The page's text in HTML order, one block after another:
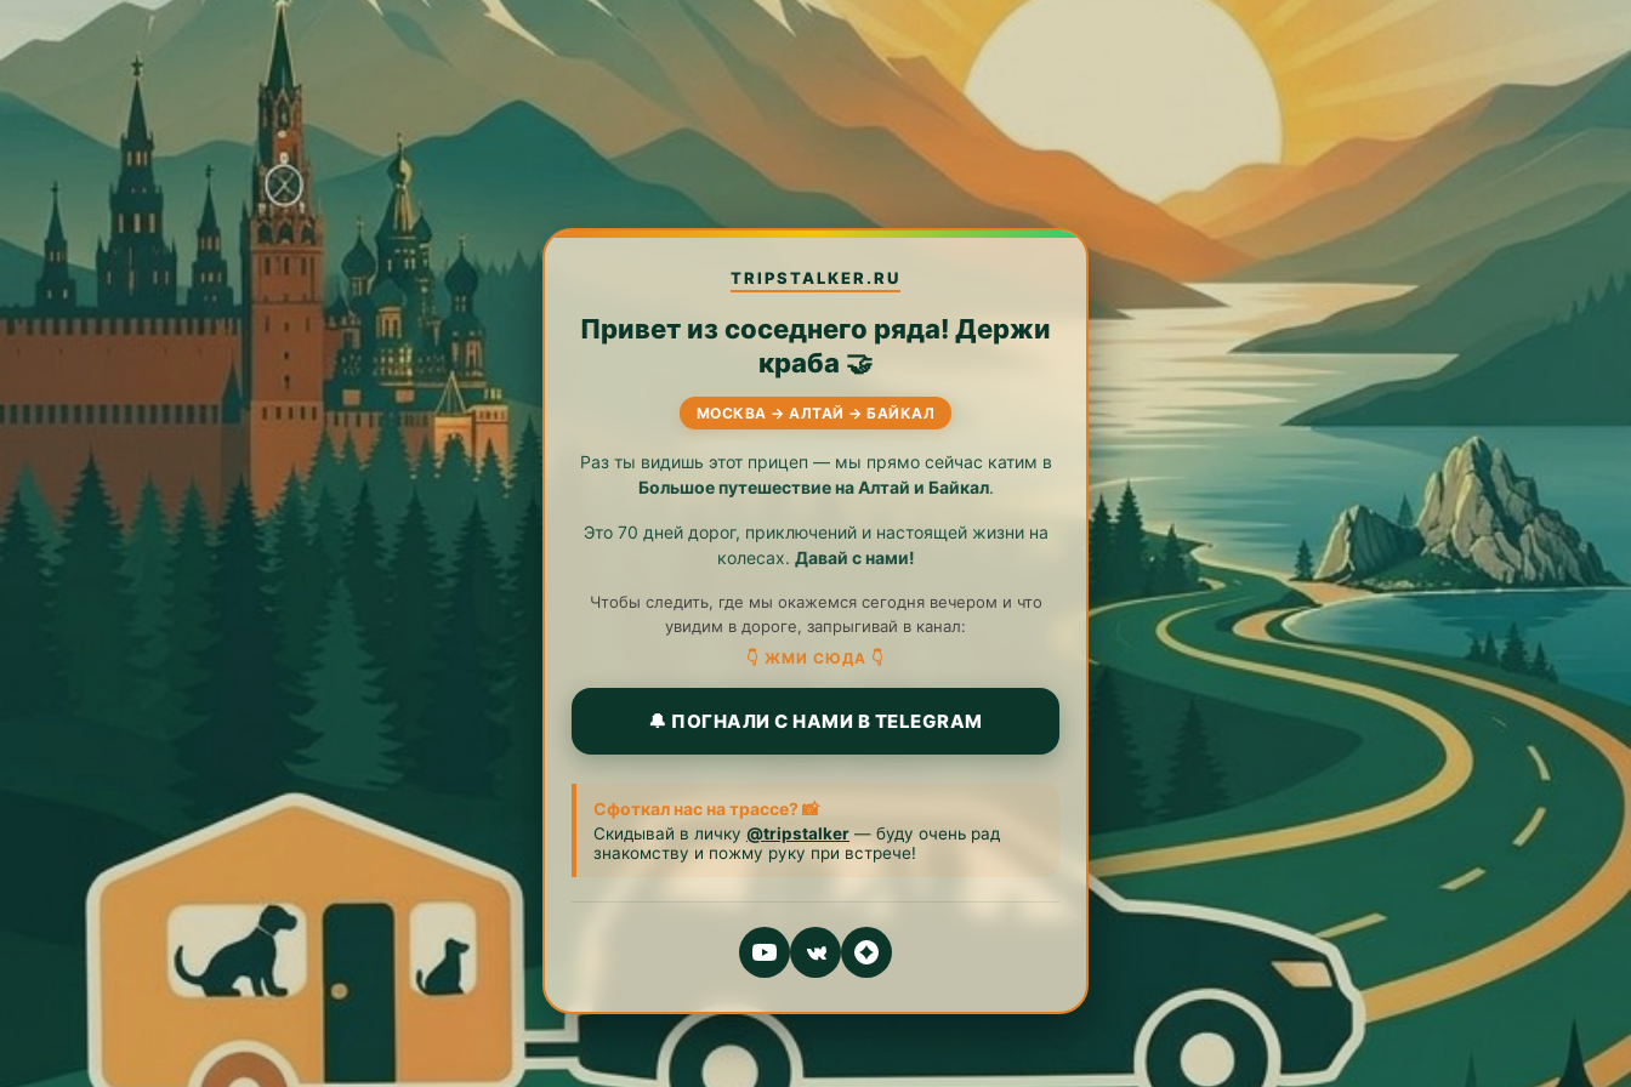
TRIPSTALKER.RU
Привет из соседнего ряда! Держи
краба 🤝
МОСКВА → АЛТАЙ → БАЙКАЛ
Раз ты видишь этот прицеп — мы прямо сейчас катим в
Большое путешествие на Алтай и Байкал.
Это 70 дней дорог, приключений и настоящей жизни на
колесах. Давай с нами!
Чтобы следить, где мы окажемся сегодня вечером и что
увидим в дороге, запрыгивай в канал:
👇 ЖМИ СЮДА 👇
🔔 ПОГНАЛИ С НАМИ В TELEGRAM
Сфоткал нас на трассе? 📸
Скидывай в личку @tripstalker — буду очень рад
знакомству и пожму руку при встрече!